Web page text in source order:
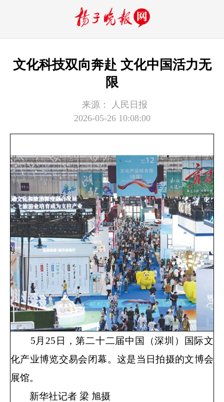
文化科技双向奔赴 文化中国活力无
限
来源：
人民日报
2026-05-26 10:08:00
5月25日，第二十二届中国（深圳）国际文
化产业博览交易会闭幕。这是当日拍摄的文博会
展馆。
新华社记者 梁 旭摄